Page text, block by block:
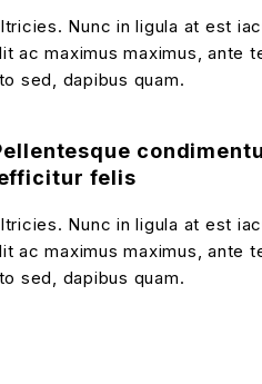
Nunc in ligula at est
ac maximus maximus, ante
sed, dapibus quam.
felis
Nunc in ligula at est
ac maximus maximus, ante
sed, dapibus quam.